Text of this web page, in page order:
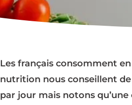
Les français consomment
nutrition nous conseillent
par jour mais notons